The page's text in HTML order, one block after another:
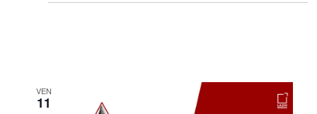
VEN
11